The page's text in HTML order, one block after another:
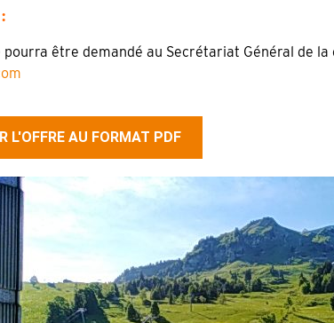
:
être demandé au Secrétariat Général de
L'OFFRE AU FORMAT PDF